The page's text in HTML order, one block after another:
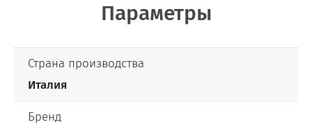
Параметры
Страна производства
Италия
Бренд